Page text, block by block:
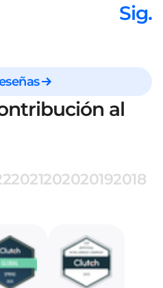
Sig.
al
2021202020192018